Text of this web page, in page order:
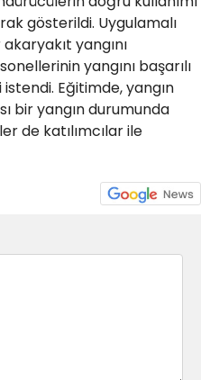
gösterildi. Uygulamalı
yangını
yangını başarılı
Eğitimde, yangın
bir yangın durumunda
de katılımcılar ile